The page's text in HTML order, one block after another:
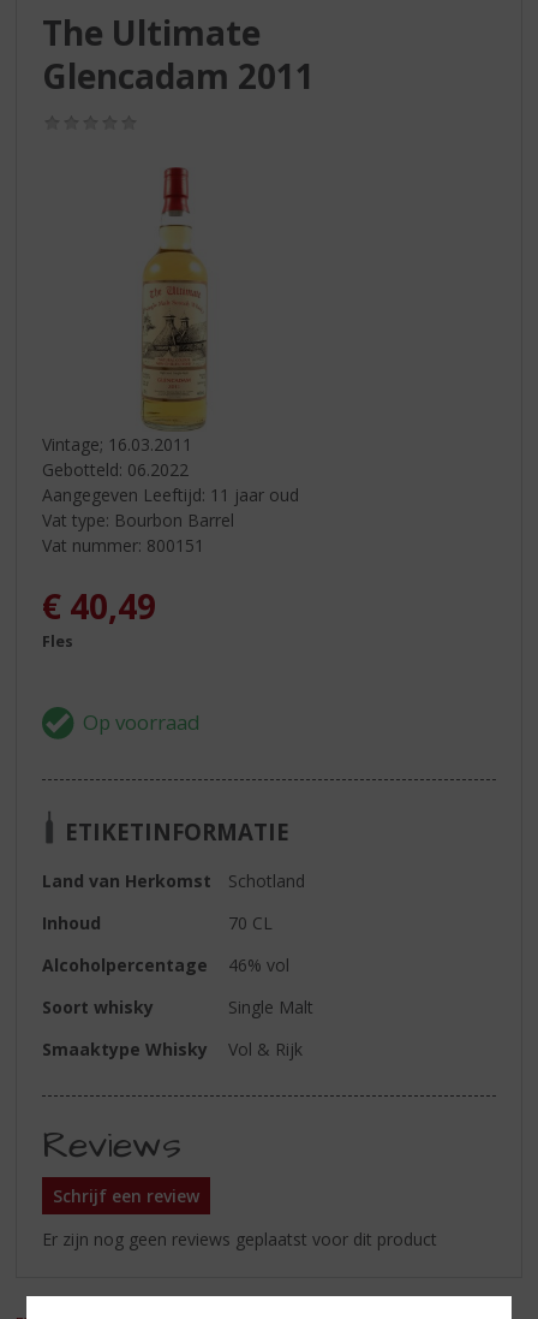
The Ultimate
Glencadam 2011
Vintage; 16.03.2011
Gebotteld: 06.2022
Aangegeven Leeftijd: 11 jaar oud
Vat type: Bourbon Barrel
Vat nummer: 800151
€ 40,49
Fles
ETIKETINFORMATIE
Land van Herkomst
Schotland
Inhoud
70 CL
Alcoholpercentage
46% vol
Soort whisky
Single Malt
Smaaktype Whisky
Vol & Rijk
Reviews
Schrijf een review
Er zijn nog geen reviews geplaatst voor dit product